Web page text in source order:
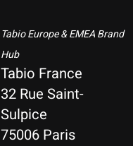
Tabio Europe & EMEA Brand
Hub
Tabio France
32 Rue Saint-
Sulpice
75006 Paris